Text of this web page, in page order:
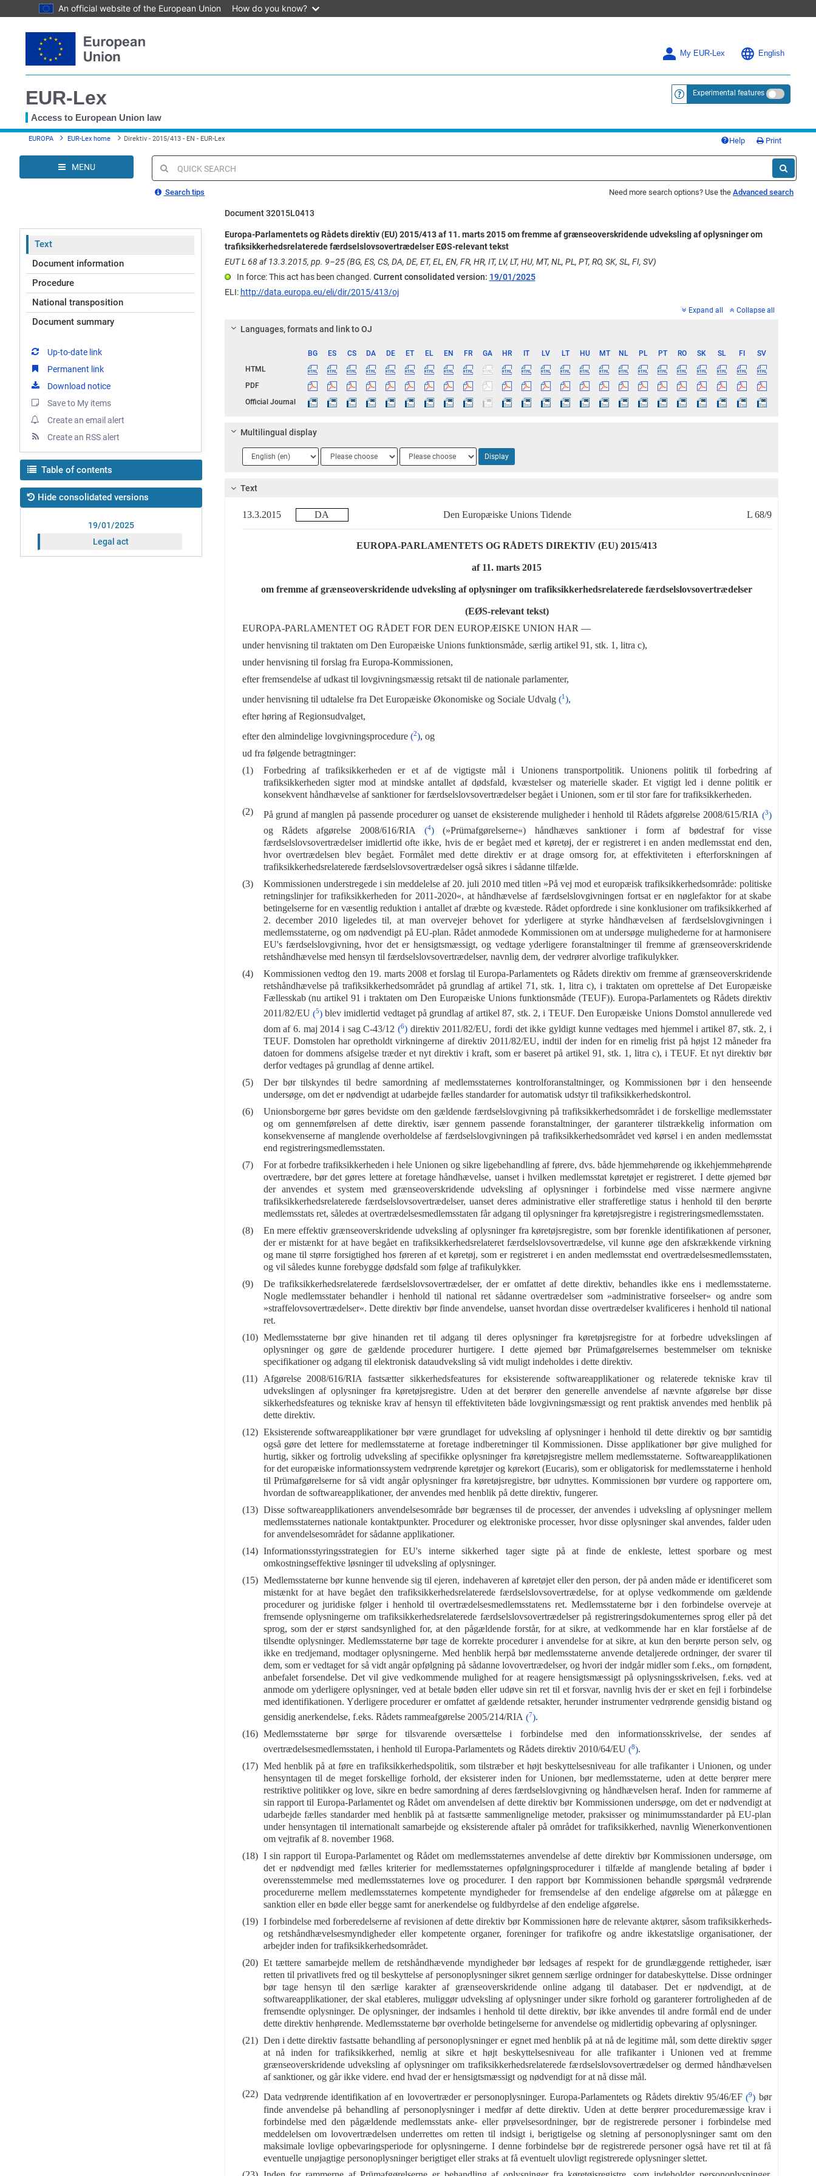
An official website of the European Union How do you know?
to
content
My EUR-Lex English
EUR-Lex
Access to European Union law
<a href="https://eur-lex.europa.eu/
Experimental features
You
here
EUROPA EUR-Lex home Direktiv - 2015/413 - EN - EUR-Lex Help Print
MENU
Quick
search
Search tips Need more search options? Use the Advanced search
Document 32015L0413
Text
Document information
Procedure
National transposition
Document summary
Up-to-date link
Permanent link
Download notice
Save to My items
Create an email alert
Create an RSS alert
Table of contents
Hide consolidated versions
19/01/2025
Legal act
Europa-Parlamentets og Rådets direktiv (EU) 2015/413 af 11. marts 2015 om fremme af grænseoverskridende udveksling af oplysninger om
trafiksikkerhedsrelaterede færdselslovsovertrædelser EØS-relevant tekst
EUT L 68 af 13.3.2015, pp. 9–25 (BG, ES, CS, DA, DE, ET, EL, EN, FR, HR, IT, LV, LT, HU, MT, NL, PL, PT, RO, SK, SL, FI, SV)
In force: This act has been changed. Current consolidated version: 19/01/2025
ELI: http://data.europa.eu/eli/dir/2015/413/oj
Expand all Collapse all
Languages, formats and link to OJ
BG ES CS DA DE ET EL EN FR GA HR IT LV LT HU MT NL PL PT RO SK SL FI
SV
HTML
PDF
Official Journal
Multilingual display
Language
1
Language
2
Language
3
Display
Text
13.3.2015 DA Den Europæiske Unions Tidende L 68/9
EUROPA-PARLAMENTETS OG RÅDETS DIREKTIV (EU) 2015/413
af 11. marts 2015
om fremme af grænseoverskridende udveksling af oplysninger om trafiksikkerhedsrelaterede færdselslovsovertrædelser
(EØS-relevant tekst)
EUROPA-PARLAMENTET OG RÅDET FOR DEN EUROPÆISKE UNION HAR —
under henvisning til traktaten om Den Europæiske Unions funktionsmåde, særlig artikel 91, stk. 1, litra c),
under henvisning til forslag fra Europa-Kommissionen,
efter fremsendelse af udkast til lovgivningsmæssig retsakt til de nationale parlamenter,
under henvisning til udtalelse fra Det Europæiske Økonomiske og Sociale Udvalg (1),
efter høring af Regionsudvalget,
efter den almindelige lovgivningsprocedure (2), og
ud fra følgende betragtninger:
(1)
Forbedring af trafiksikkerheden er et af de vigtigste mål i Unionens transportpolitik. Unionens politik til forbedring af
trafiksikkerheden sigter mod at mindske antallet af dødsfald, kvæstelser og materielle skader. Et vigtigt led i denne politik er
konsekvent håndhævelse af sanktioner for færdselslovsovertrædelser begået i Unionen, som er til stor fare for trafiksikkerheden.
(2)
På grund af manglen på passende procedurer og uanset de eksisterende muligheder i henhold til Rådets afgørelse 2008/615/RIA (3)
og Rådets afgørelse 2008/616/RIA(4) (»Prümafgørelserne«) håndhæves sanktioner i form af bødestraf for visse
færdselslovsovertrædelser imidlertid ofte ikke, hvis de er begået med et køretøj, der er registreret i en anden medlemsstat end den,
hvor overtrædelsen blev begået. Formålet med dette direktiv er at drage omsorg for, at effektiviteten i efterforskningen af
trafiksikkerhedsrelaterede færdselslovsovertrædelser også sikres i sådanne tilfælde.
(3)
Kommissionen understregede i sin meddelelse af 20. juli 2010 med titlen »På vej mod et europæisk trafiksikkerhedsområde: politiske
retningslinjer for trafiksikkerheden for 2011-2020«, at håndhævelse af færdselslovgivningen fortsat er en nøglefaktor for at skabe
betingelserne for en væsentlig reduktion i antallet af dræbte og kvæstede. Rådet opfordrede i sine konklusioner om trafiksikkerhed af
2. december 2010 ligeledes til, at man overvejer behovet for yderligere at styrke håndhævelsen af færdselslovgivningen i
medlemsstaterne, og om nødvendigt på EU-plan. Rådet anmodede Kommissionen om at undersøge mulighederne for at harmonisere
EU's færdselslovgivning, hvor det er hensigtsmæssigt, og vedtage yderligere foranstaltninger til fremme af grænseoverskridende
retshåndhævelse med hensyn til færdselslovsovertrædelser, navnlig dem, der vedrører alvorlige trafikulykker.
(4)
Kommissionen vedtog den 19. marts 2008 et forslag til Europa-Parlamentets og Rådets direktiv om fremme af grænseoverskridende
retshåndhævelse på trafiksikkerhedsområdet på grundlag af artikel 71, stk. 1, litra c), i traktaten om oprettelse af Det Europæiske
Fællesskab (nu artikel 91 i traktaten om Den Europæiske Unions funktionsmåde (TEUF)). Europa-Parlamentets og Rådets direktiv
2011/82/EU (5)blev imidlertid vedtaget på grundlag af artikel 87, stk. 2, i TEUF. Den Europæiske Unions Domstol annullerede ved
dom af 6. maj 2014 i sag C-43/12 (6)direktiv 2011/82/EU, fordi det ikke gyldigt kunne vedtages med hjemmel i artikel 87, stk. 2, i
TEUF. Domstolen har opretholdt virkningerne af direktiv 2011/82/EU, indtil der inden for en rimelig frist på højst 12 måneder fra
datoen for dommens afsigelse træder et nyt direktiv i kraft, som er baseret på artikel 91, stk. 1, litra c), i TEUF. Et nyt direktiv bør
derfor vedtages på grundlag af denne artikel.
(5)
Der bør tilskyndes til bedre samordning af medlemsstaternes kontrolforanstaltninger, og Kommissionen bør i den henseende
undersøge, om det er nødvendigt at udarbejde fælles standarder for automatisk udstyr til trafiksikkerhedskontrol.
(6)
Unionsborgerne bør gøres bevidste om den gældende færdselslovgivning på trafiksikkerhedsområdet i de forskellige medlemsstater
og om gennemførelsen af dette direktiv, især gennem passende foranstaltninger, der garanterer tilstrækkelig information om
konsekvenserne af manglende overholdelse af færdselslovgivningen på trafiksikkerhedsområdet ved kørsel i en anden medlemsstat
end registreringsmedlemsstaten.
(7)
For at forbedre trafiksikkerheden i hele Unionen og sikre ligebehandling af førere, dvs. både hjemmehørende og ikkehjemmehørende
overtrædere, bør det gøres lettere at foretage håndhævelse, uanset i hvilken medlemsstat køretøjet er registreret. I dette øjemed bør
der anvendes et system med grænseoverskridende udveksling af oplysninger i forbindelse med visse nærmere angivne
trafiksikkerhedsrelaterede færdselslovsovertrædelser, uanset deres administrative eller strafferetlige status i henhold til den berørte
medlemsstats ret, således at overtrædelsesmedlemsstaten får adgang til oplysninger fra køretøjsregistre i registreringsmedlemsstaten.
(8)
En mere effektiv grænseoverskridende udveksling af oplysninger fra køretøjsregistre, som bør forenkle identifikationen af personer,
der er mistænkt for at have begået en trafiksikkerhedsrelateret færdselslovsovertrædelse, vil kunne øge den afskrækkende virkning
og mane til større forsigtighed hos føreren af et køretøj, som er registreret i en anden medlemsstat end overtrædelsesmedlemsstaten,
og vil således kunne forebygge dødsfald som følge af trafikulykker.
(9)
De trafiksikkerhedsrelaterede færdselslovsovertrædelser, der er omfattet af dette direktiv, behandles ikke ens i medlemsstaterne.
Nogle medlemsstater behandler i henhold til national ret sådanne overtrædelser som »administrative forseelser« og andre som
»straffelovsovertrædelser«. Dette direktiv bør finde anvendelse, uanset hvordan disse overtrædelser kvalificeres i henhold til national
ret.
(10) Medlemsstaterne bør give hinanden ret til adgang til deres oplysninger fra køretøjsregistre for at forbedre udvekslingen af
oplysninger og gøre de gældende procedurer hurtigere. I dette øjemed bør Prümafgørelsernes bestemmelser om tekniske
specifikationer og adgang til elektronisk dataudveksling så vidt muligt indeholdes i dette direktiv.
(11)
Afgørelse 2008/616/RIA fastsætter sikkerhedsfeatures for eksisterende softwareapplikationer og relaterede tekniske krav til
udvekslingen af oplysninger fra køretøjsregistre. Uden at det berører den generelle anvendelse af nævnte afgørelse bør disse
sikkerhedsfeatures og tekniske krav af hensyn til effektiviteten både lovgivningsmæssigt og rent praktisk anvendes med henblik på
dette direktiv.
(12) Eksisterende softwareapplikationer bør være grundlaget for udveksling af oplysninger i henhold til dette direktiv og bør samtidig
også gøre det lettere for medlemsstaterne at foretage indberetninger til Kommissionen. Disse applikationer bør give mulighed for
hurtig, sikker og fortrolig udveksling af specifikke oplysninger fra køretøjsregistre mellem medlemsstaterne. Softwareapplikationen
for det europæiske informationssystem vedrørende køretøjer og kørekort (Eucaris), som er obligatorisk for medlemsstaterne i henhold
til Prümafgørelserne for så vidt angår oplysninger fra køretøjsregistre, bør udnyttes. Kommissionen bør vurdere og rapportere om,
hvordan de softwareapplikationer, der anvendes med henblik på dette direktiv, fungerer.
(13) Disse softwareapplikationers anvendelsesområde bør begrænses til de processer, der anvendes i udveksling af oplysninger mellem
medlemsstaternes nationale kontaktpunkter. Procedurer og elektroniske processer, hvor disse oplysninger skal anvendes, falder uden
for anvendelsesområdet for sådanne applikationer.
(14) Informationsstyringsstrategien for EU's interne sikkerhed tager sigte på at finde de enkleste, lettest sporbare og mest
omkostningseffektive løsninger til udveksling af oplysninger.
(15) Medlemsstaterne bør kunne henvende sig til ejeren, indehaveren af køretøjet eller den person, der på anden måde er identificeret som
mistænkt for at have begået den trafiksikkerhedsrelaterede færdselslovsovertrædelse, for at oplyse vedkommende om gældende
procedurer og juridiske følger i henhold til overtrædelsesmedlemsstatens ret. Medlemsstaterne bør i den forbindelse overveje at
fremsende oplysningerne om trafiksikkerhedsrelaterede færdselslovsovertrædelser på registreringsdokumenternes sprog eller på det
sprog, som der er størst sandsynlighed for, at den pågældende forstår, for at sikre, at vedkommende har en klar forståelse af de
tilsendte oplysninger. Medlemsstaterne bør tage de korrekte procedurer i anvendelse for at sikre, at kun den berørte person selv, og
ikke en tredjemand, modtager oplysningerne. Med henblik herpå bør medlemsstaterne anvende detaljerede ordninger, der svarer til
dem, som er vedtaget for så vidt angår opfølgning på sådanne lovovertrædelser, og hvori der indgår midler som f.eks., om fornødent,
anbefalet forsendelse. Det vil give vedkommende mulighed for at reagere hensigtsmæssigt på oplysningsskrivelsen, f.eks. ved at
anmode om yderligere oplysninger, ved at betale bøden eller udøve sin ret til et forsvar, navnlig hvis der er sket en fejl i forbindelse
med identifikationen. Yderligere procedurer er omfattet af gældende retsakter, herunder instrumenter vedrørende gensidig bistand og
gensidig anerkendelse, f.eks. Rådets rammeafgørelse 2005/214/RIA (7).
(16) Medlemsstaterne bør sørge for tilsvarende oversættelse i forbindelse med den informationsskrivelse, der sendes af
overtrædelsesmedlemsstaten, i henhold til Europa-Parlamentets og Rådets direktiv 2010/64/EU (8).
(17) Med henblik på at føre en trafiksikkerhedspolitik, som tilstræber et højt beskyttelsesniveau for alle trafikanter i Unionen, og under
hensyntagen til de meget forskellige forhold, der eksisterer inden for Unionen, bør medlemsstaterne, uden at dette berører mere
restriktive politikker og love, sikre en bedre samordning af deres færdselslovgivning og håndhævelsen heraf. Inden for rammerne af
sin rapport til Europa-Parlamentet og Rådet om anvendelsen af dette direktiv bør Kommissionen undersøge, om det er nødvendigt at
udarbejde fælles standarder med henblik på at fastsætte sammenlignelige metoder, praksisser og minimumsstandarder på EU-plan
under hensyntagen til internationalt samarbejde og eksisterende aftaler på området for trafiksikkerhed, navnlig Wienerkonventionen
om vejtrafik af 8. november 1968.
(18) I sin rapport til Europa-Parlamentet og Rådet om medlemsstaternes anvendelse af dette direktiv bør Kommissionen undersøge, om
det er nødvendigt med fælles kriterier for medlemsstaternes opfølgningsprocedurer i tilfælde af manglende betaling af bøder i
overensstemmelse med medlemsstaternes love og procedurer. I den rapport bør Kommissionen behandle spørgsmål vedrørende
procedurerne mellem medlemsstaternes kompetente myndigheder for fremsendelse af den endelige afgørelse om at pålægge en
sanktion eller en bøde eller begge samt for anerkendelse og fuldbyrdelse af den endelige afgørelse.
(19) I forbindelse med forberedelserne af revisionen af dette direktiv bør Kommissionen høre de relevante aktører, såsom trafiksikkerheds-
og retshåndhævelsesmyndigheder eller kompetente organer, foreninger for trafikofre og andre ikkestatslige organisationer, der
arbejder inden for trafiksikkerhedsområdet.
(20) Et tættere samarbejde mellem de retshåndhævende myndigheder bør ledsages af respekt for de grundlæggende rettigheder, især
retten til privatlivets fred og til beskyttelse af personoplysninger sikret gennem særlige ordninger for databeskyttelse. Disse ordninger
bør tage hensyn til den særlige karakter af grænseoverskridende online adgang til databaser. Det er nødvendigt, at de
softwareapplikationer, der skal etableres, muliggør udveksling af oplysninger under sikre forhold og garanterer fortroligheden af de
fremsendte oplysninger. De oplysninger, der indsamles i henhold til dette direktiv, bør ikke anvendes til andre formål end de under
dette direktiv henhørende. Medlemsstaterne bør overholde betingelserne for anvendelse og midlertidig opbevaring af oplysninger.
(21) Den i dette direktiv fastsatte behandling af personoplysninger er egnet med henblik på at nå de legitime mål, som dette direktiv søger
at nå inden for trafiksikkerhed, nemlig at sikre et højt beskyttelsesniveau for alle trafikanter i Unionen ved at fremme
grænseoverskridende udveksling af oplysninger om trafiksikkerhedsrelaterede færdselslovsovertrædelser og dermed håndhævelsen
af sanktioner, og går ikke videre. end hvad der er hensigtsmæssigt og nødvendigt for at nå disse mål.
(22) Data vedrørende identifikation af en lovovertræder er personoplysninger. Europa-Parlamentets og Rådets direktiv 95/46/EF(9) bør
finde anvendelse på behandling af personoplysninger i medfør af dette direktiv. Uden at dette berører proceduremæssige krav i
forbindelse med den pågældende medlemsstats anke- eller prøvelsesordninger, bør de registrerede personer i forbindelse med
meddelelsen om lovovertrædelsen underrettes om retten til indsigt i, berigtigelse og sletning af personoplysninger samt om den
maksimale lovlige opbevaringsperiode for oplysningerne. I denne forbindelse bør de registrerede personer også have ret til at få
eventuelle unøjagtige personoplysninger berigtiget eller straks at få eventuelt ulovligt registrerede oplysninger slettet.